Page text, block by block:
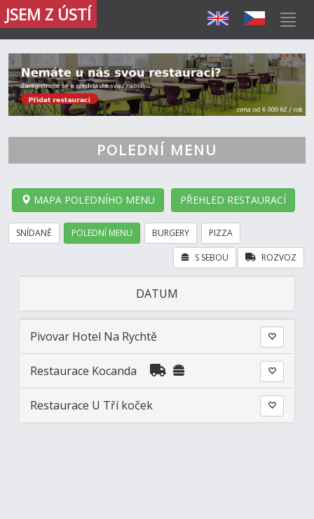
JSEM Z ÚSTÍ
POLEDNÍ MENU
MAPA POLEDNÍHO MENU PŘEHLED RESTAURACÍ
SNÍDANĚ POLEDNÍ MENU BURGERY PIZZA
ROZVOZ
S SEBOU
DATUM
Pivovar Hotel Na Rychtě
Restaurace Kocanda
Restaurace U Tří koček